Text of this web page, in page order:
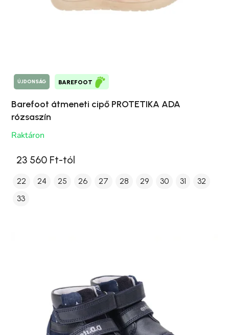
ÚJDONSÁG BAREFOOT
Barefoot átmeneti cipő PROTETIKA ADA
rózsaszín
Raktáron
23 560 Ft-tól
22 24 25 26 27 28 29 30 31
32
33